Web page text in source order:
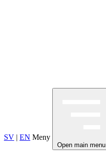
SV | EN Meny
Open main menu